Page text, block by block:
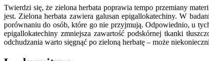
Twierdzi się, że zielona herbata poprawia tempo przemiany
jest. Zielona herbata zawiera galusan epigallokatechiny. W
porównaniu do osób, które go nie przyjmują. Odpowiednio, u
epigallokatechiny zmniejsza zawartość podskórnej tkanki
odchudzania warto sięgnąć po zieloną herbatę – może